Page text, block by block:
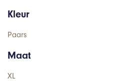
Kleur
Paars
Maat
XL